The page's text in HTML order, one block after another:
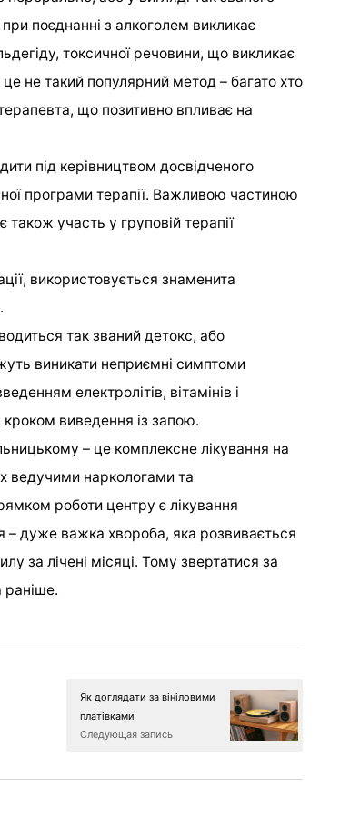
поєднанні з алкоголем викликає
токсичної речовини, що викликає
не такий популярний метод – багато хто
що позитивно впливає на
під керівництвом досвідченого
програми терапії. Важливою частиною
участь у груповій терапії
використовується знаменита
так званий детокс, або
виникати неприємні симптоми
електролітів, вітамінів і
виведення із запою.
– це комплексне лікування на
ведучими наркологами та
роботи центру є лікування
– дуже важка хвороба, яка розвивається
за лічені місяці. Тому звертатися за
раніше.
Як доглядати за вініловими
платівками
Следующая запись